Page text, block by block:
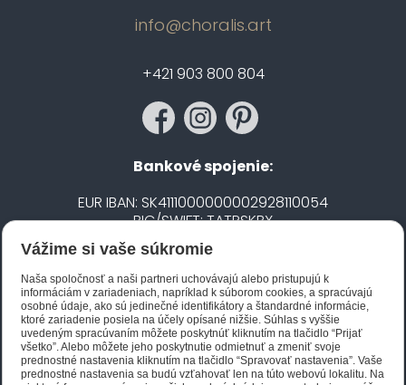
info@choralis.art
+421 903 800 804
Bankové spojenie:
EUR IBAN: SK4111000000002928110054
BIC/SWIFT: TATRSKBX
CZK IBAN: CZ5020100000002101752606
BIC/SWIFT: FIOBCZPPXXX
Biano STAR
Vážime si vaše súkromie
Naša spoločnosť a naši partneri uchovávajú alebo pristupujú k
informáciám v zariadeniach, napríklad k súborom cookies, a spracúvajú
osobné údaje, ako sú jedinečné identifikátory a štandardné informácie,
ktoré zariadenie posiela na účely opísané nižšie. Súhlas s vyššie
uvedeným spracúvaním môžete poskytnúť kliknutím na tlačidlo “Prijať
všetko”. Alebo môžete jeho poskytnutie odmietnuť a zmeniť svoje
prednostné nastavenia kliknutím na tlačidlo “Spravovať nastavenia”. Vaše
prednostné nastavenia sa budú vzťahovať len na túto webovú lokalitu. Na